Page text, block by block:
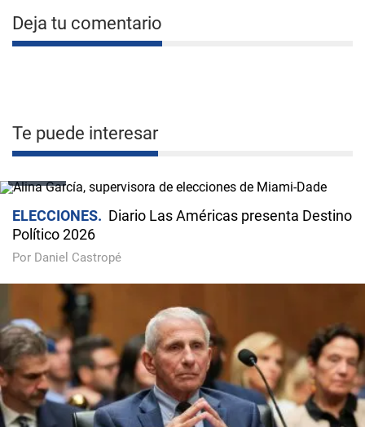
Deja tu comentario
Te puede interesar
ELECCIONES
Diario Las Américas presenta Destino
Político 2026
Por Daniel Castropé